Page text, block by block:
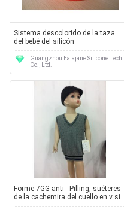
Sistema descolorido de la taza
del bebé del silicón
Guangzhou Ealajane Silicone Tech.
Co., Ltd.
Forme 7GG anti - Pilling, suéteres
de la cachemira del cuello en v sin
la manga para los niños